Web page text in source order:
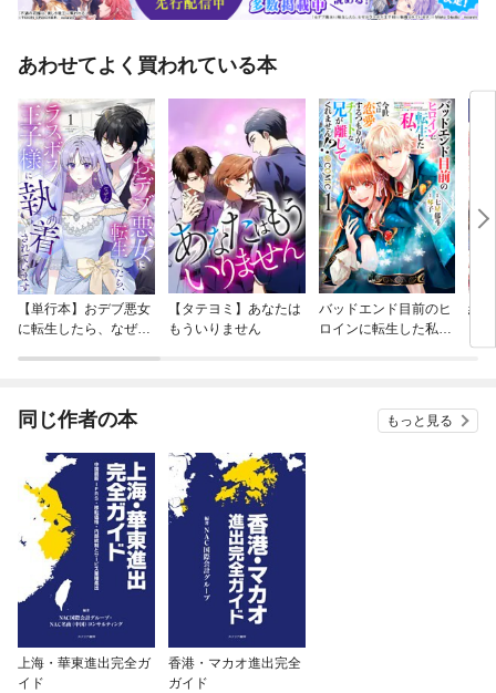
あわせてよく買われている本
【単行本】おデブ悪女
に転生したら、なぜか
【タテヨミ】あなたは
もういりません
バッドエンド目前のヒ
ロインに転生した私、
結
同じ作者の本 もっと見る
上海・華東進出完全ガ
イド
香港・マカオ進出完全
ガイド